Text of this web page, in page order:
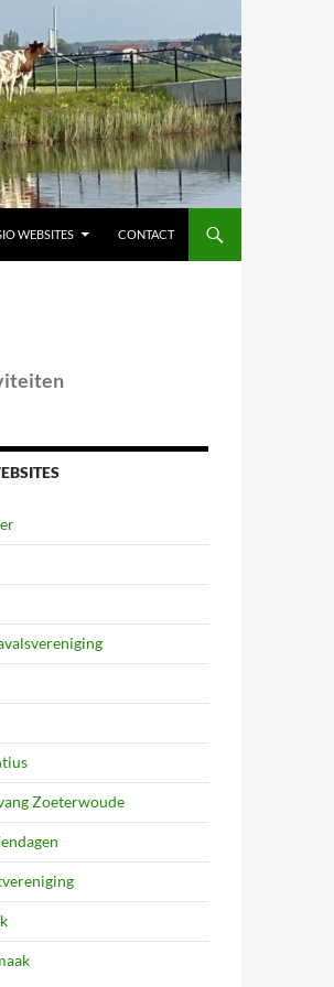
WEBSITES CONTACT
Zoeterwoude